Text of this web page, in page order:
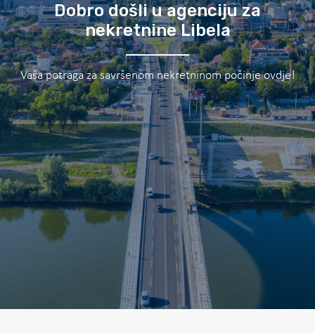
Dobro došli u agenciju za
nekretnine Libela
Vaša potraga za savršenom nekretninom počinje ovdje!